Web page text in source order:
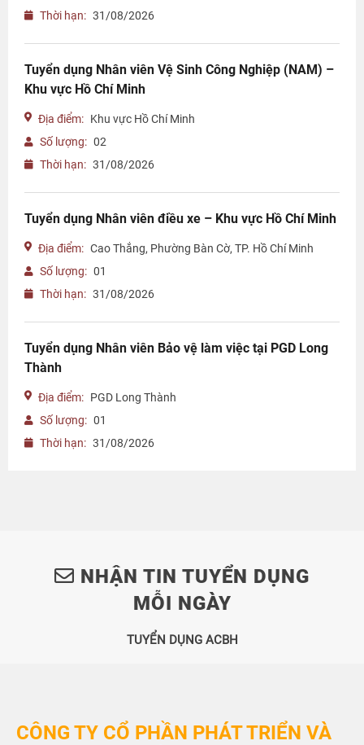
Thời hạn: 31/08/2026
Tuyển dụng Nhân viên Vệ Sinh Công Nghiệp (NAM) –
Khu vực Hồ Chí Minh
Địa điểm: Khu vực Hồ Chí Minh
Số lượng: 02
Thời hạn: 31/08/2026
Tuyển dụng Nhân viên điều xe – Khu vực Hồ Chí Minh
Địa điểm: Cao Thắng, Phường Bàn Cờ, TP. Hồ Chí Minh
Số lượng: 01
Thời hạn: 31/08/2026
Tuyển dụng Nhân viên Bảo vệ làm việc tại PGD Long
Thành
Địa điểm: PGD Long Thành
Số lượng: 01
Thời hạn: 31/08/2026
NHẬN TIN TUYỂN DỤNG
MỖI NGÀY
TUYỂN DỤNG ACBH
CÔNG TY CỔ PHẦN PHÁT TRIỂN VÀ